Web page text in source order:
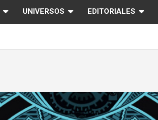
UNIVERSOS EDITORIALES